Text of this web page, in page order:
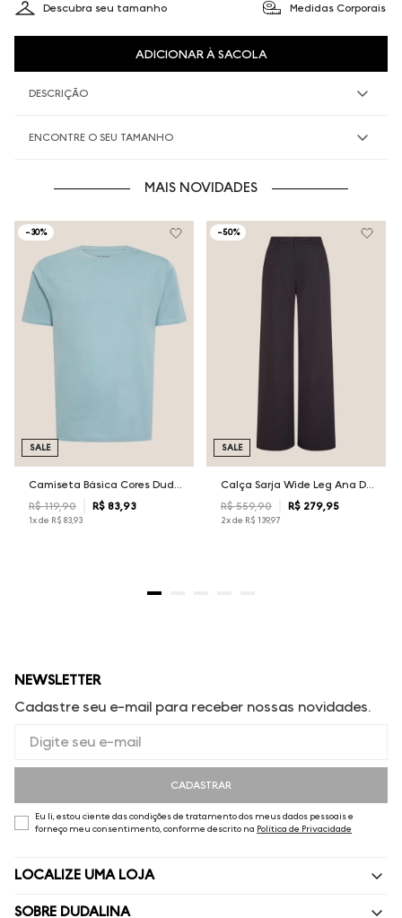
Descubra seu tamanho Medidas Corporais
ADICIONAR À SACOLA
DESCRIÇÃO
ENCONTRE O SEU TAMANHO
MAIS NOVIDADES
-30%
R$ 119,90 R$ 83, 93
1x de R$ 83,93
SALE
-50%
Calça Sarja Wide Leg Ana Dudalina Feminina
R$ 559,90 R$ 279, 95
2x de R$ 139,97
SALE
NEWSLETTER
Cadastre seu e-mail para receber nossas novidades.
CADASTRAR
Eu li, estou ciente das condições de tratamento dos meus dados pessoais e
forneço meu consentimento, conforme descrito na Política de Privacidade
LOCALIZE UMA LOJA
SOBRE DUDALINA